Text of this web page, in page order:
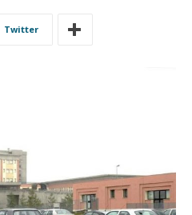
Twitter